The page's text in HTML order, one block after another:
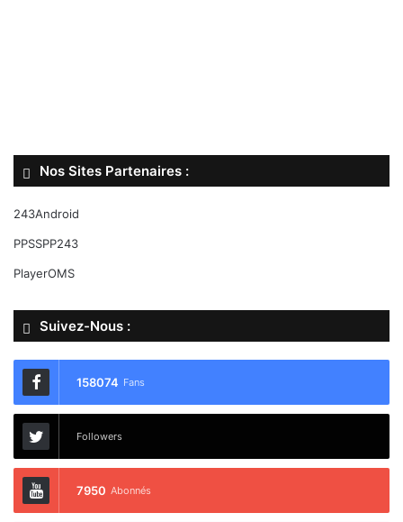
Nos Sites Partenaires :
243Android
PPSSPP243
PlayerOMS
Suivez-Nous :
158074 Fans
Followers
7950 Abonnés